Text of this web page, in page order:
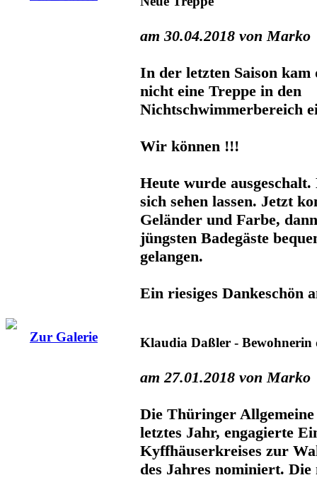
am 30.04.2018 von Marko
In der letzten Saison
nicht eine Treppe in den
Nichtschwimmerbereich
Wir können !!!
Heute wurde
sich sehen lassen. Jetzt
Geländer und Farbe,
jüngsten Badegäste
gelangen.
Ein riesiges Dankeschön
Zur Galerie Klaudia Daßler - Bewohnerin
am 27.01.2018 von Marko
Die Thüringer
letztes Jahr, engagierte
Kyffhäuserkreises zur
des Jahres nominiert. Die